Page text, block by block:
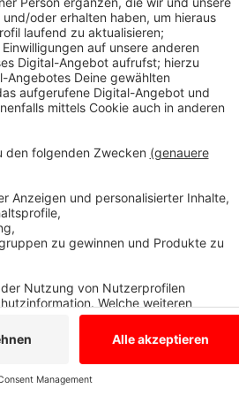
es zum Beispiel vom SUS
Turnen für 3- bis 6-Jährige stehen
sind die Wartelisten lang und beim